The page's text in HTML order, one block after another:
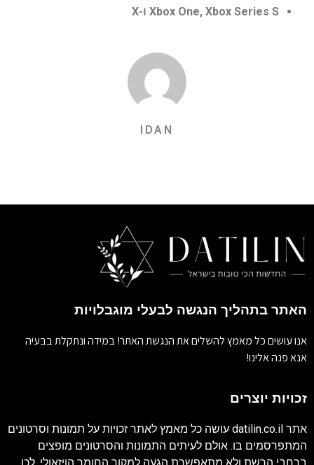
Xbox One, Xbox Series S ו-X
IDAN
האתר בתהליך הנגשה לבעלי מוגבלויות
אנו עושים כל מאמץ להשלים את הנגשת האתר! במידה ונתקלת בבעיה
אנא פנה אלינו!
זכויות יוצרים
אתר datilin.co.il עושה כל מאמץ לאתר זכויות על תמונות וסרטונים
המתפרסמים בו. אולם לעיתים התמונות והסרטונים מופצים